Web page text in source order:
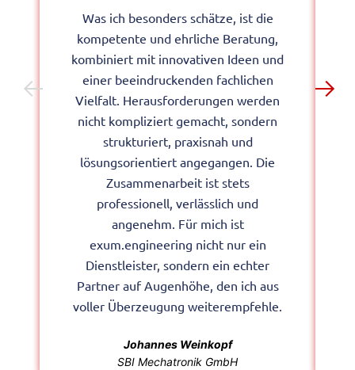
Was ich besonders schätze, ist die
kompetente und ehrliche Beratung,
kombiniert mit innovativen Ideen und
einer beeindruckenden fachlichen
Vielfalt. Herausforderungen werden
nicht kompliziert gemacht, sondern
strukturiert, praxisnah und
lösungsorientiert angegangen. Die
Zusammenarbeit ist stets
professionell, verlässlich und
angenehm. Für mich ist
exum.engineering nicht nur ein
Dienstleister, sondern ein echter
Partner auf Augenhöhe, den ich aus
voller Überzeugung weiterempfehle.
Johannes Weinkopf
SBI Mechatronik GmbH